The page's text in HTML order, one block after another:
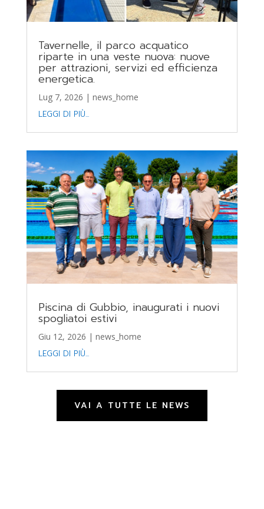
Tavernelle, il parco acquatico
riparte in una veste nuova: nuove
per attrazioni, servizi ed efficienza
energetica.
Lug 7, 2026 | news_home
LEGGI DI PIÙ...
Piscina di Gubbio, inaugurati i nuovi
spogliatoi estivi
Giu 12, 2026 | news_home
LEGGI DI PIÙ...
VAI A TUTTE LE NEWS